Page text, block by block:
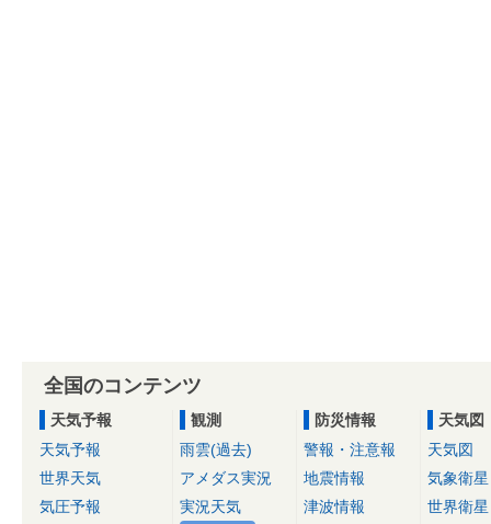
全国のコンテンツ
天気予報
天気予報
世界天気
気圧予報
観測
雨雲(過去)
アメダス実況
実況天気
防災情報
警報・注意報
地震情報
津波情報
天気図
天気図
気象衛星
世界衛星